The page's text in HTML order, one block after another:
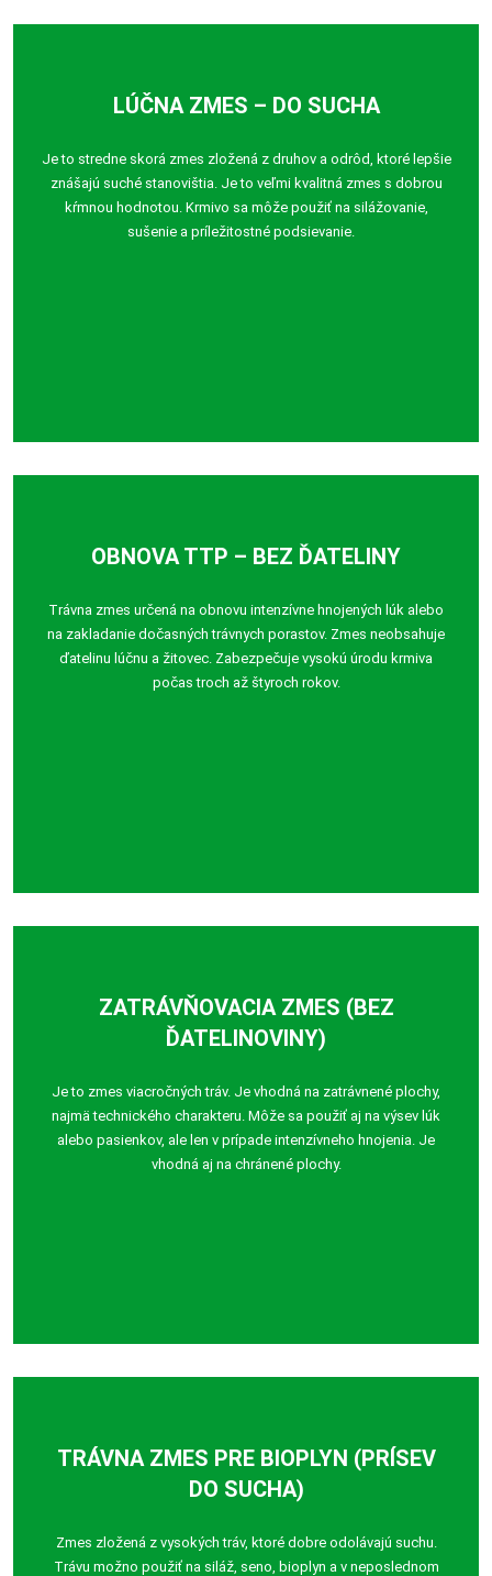
LÚČNA ZMES – DO SUCHA
Je to stredne skorá zmes zložená z druhov a odrôd, ktoré lepšie
znášajú suché stanovištia. Je to veľmi kvalitná zmes s dobrou
kŕmnou hodnotou. Krmivo sa môže použiť na silážovanie,
sušenie a príležitostné podsievanie.
OBNOVA TTP – BEZ ĎATELINY
Trávna zmes určená na obnovu intenzívne hnojených lúk alebo
na zakladanie dočasných trávnych porastov. Zmes neobsahuje
ďatelinu lúčnu a žitovec. Zabezpečuje vysokú úrodu krmiva
počas troch až štyroch rokov.
ZATRÁVŇOVACIA ZMES (BEZ
ĎATELINOVINY)
Je to zmes viacročných tráv. Je vhodná na zatrávnené plochy,
najmä technického charakteru. Môže sa použiť aj na výsev lúk
alebo pasienkov, ale len v prípade intenzívneho hnojenia. Je
vhodná aj na chránené plochy.
TRÁVNA ZMES PRE BIOPLYN (PRÍSEV
DO SUCHA)
Zmes zložená z vysokých tráv, ktoré dobre odolávajú suchu.
Trávu možno použiť na siláž, seno, bioplyn a v neposlednom